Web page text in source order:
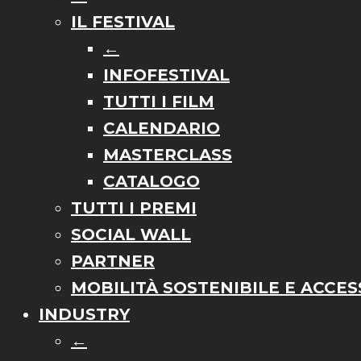
IL FESTIVAL
←
INFOFESTIVAL
TUTTI I FILM
CALENDARIO
MASTERCLASS
CATALOGO
TUTTI I PREMI
SOCIAL WALL
PARTNER
MOBILITÀ SOSTENIBILE E
INDUSTRY
←